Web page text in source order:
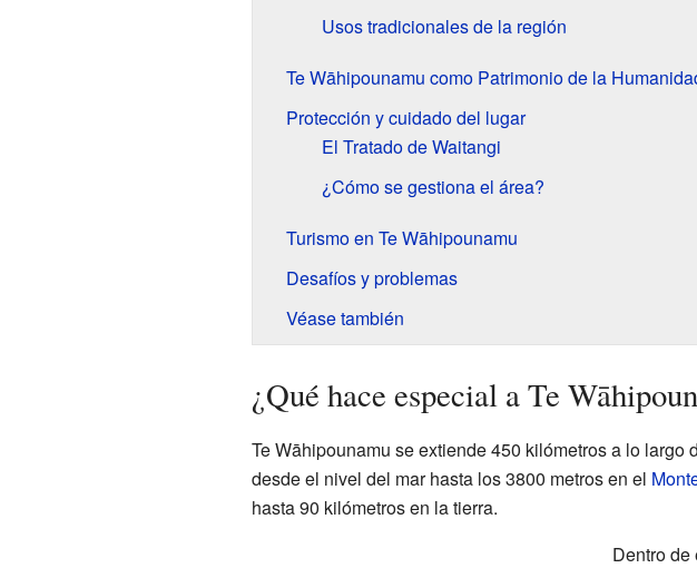
Usos tradicionales de la región
Te Wāhipounamu como Patrimonio de la
Protección y cuidado del lugar
El Tratado de Waitangi
¿Cómo se gestiona el área?
Turismo en Te Wāhipounamu
Desafíos y problemas
Véase también
¿Qué hace especial a Te
Te Wāhipounamu se extiende 450 kilómetros a lo
desde el nivel del mar hasta los 3800 metros en el
hasta 90 kilómetros en la tierra.
Dentro